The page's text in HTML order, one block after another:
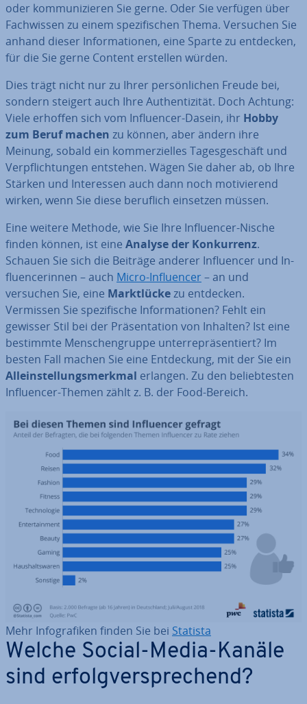
oder kom­mu­ni­zie­ren Sie gerne. Oder Sie verfügen über
Fach­wis­sen zu einem spe­zi­fi­schen Thema. Versuchen Sie
anhand dieser In­for­ma­tio­nen, eine Sparte zu entdecken,
für die Sie gerne Content erstellen würden.
Dies trägt nicht nur zu Ihrer per­sön­li­chen Freude bei,
sondern steigert auch Ihre Au­then­ti­zi­tät. Doch Achtung:
Viele erhoffen sich vom In­fluen­cer-Dasein, ihr Hobby
zum Beruf machen zu können, aber ändern ihre
Meinung, sobald ein kom­mer­zi­el­les Ta­ges­ge­schäft und
Ver­pflich­tun­gen entstehen. Wägen Sie daher ab, ob Ihre
Stärken und In­ter­es­sen auch dann noch mo­ti­vie­rend
wirken, wenn Sie diese beruflich einsetzen müssen.
Eine weitere Methode, wie Sie Ihre In­fluen­cer-Nische
finden können, ist eine Analyse der Kon­kur­renz.
Schauen Sie sich die Beiträge anderer In­fluen­cer und In­
fluen­ce­rin­nen – auch Micro-In­fluen­cer– an und
versuchen Sie, eine Markt­lü­ckezu entdecken.
Vermissen Sie spe­zi­fi­sche In­for­ma­tio­nen? Fehlt ein
gewisser Stil bei der Prä­sen­ta­ti­on von Inhalten? Ist eine
bestimmte Men­schen­grup­pe un­ter­re­prä­sen­tiert? Im
besten Fall machen Sie eine Ent­de­ckung, mit der Sie ein
Al­lein­stel­lungs­merk­mal erlangen. Zu den be­lieb­tes­ten
In­fluen­cer-Themen zählt z. B. der Food-Bereich.
Mehr In­fo­gra­fi­ken finden Sie bei Statista
Welche Social-Media-Kanäle
sind er­folg­ver­spre­chend?